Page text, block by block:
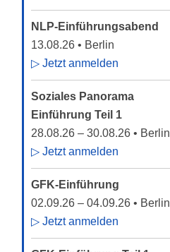
NLP-Einführungsabend
13.08.26• Berlin
▷ Jetzt anmelden
Soziales Panorama
Einführung Teil 1
28.08.26 – 30.08.26• Berlin
▷ Jetzt anmelden
GFK-Einführung
02.09.26 – 04.09.26• Berlin
▷ Jetzt anmelden